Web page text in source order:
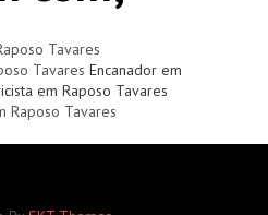
Tavares
Tavares Encanador em
em Raposo Tavares
Raposo Tavares